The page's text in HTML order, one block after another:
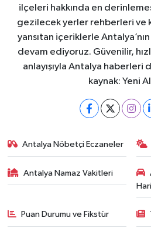
ilçeleri hakkında en
gezilecek yerler rehberleri ve
yansıtan içeriklerle
devam ediyoruz. Güvenilir,
anlayışıyla Antalya haberleri
kaynak: Yeni
Antalya Nöbetçi Eczaneler
Antalya Namaz Vakitleri
Puan Durumu ve Fikstür